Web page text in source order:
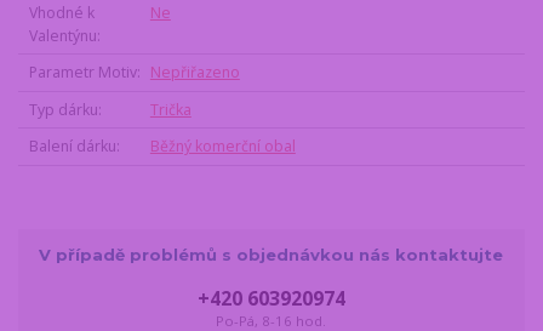
Vhodné k
Valentýnu
Ne
Parametr Motiv
Nepřiřazeno
Typ dárku
Trička
Balení dárku
Běžný komerční obal
V případě problémů s objednávkou nás kontaktujte
+420 603920974
Po-Pá, 8-16 hod.